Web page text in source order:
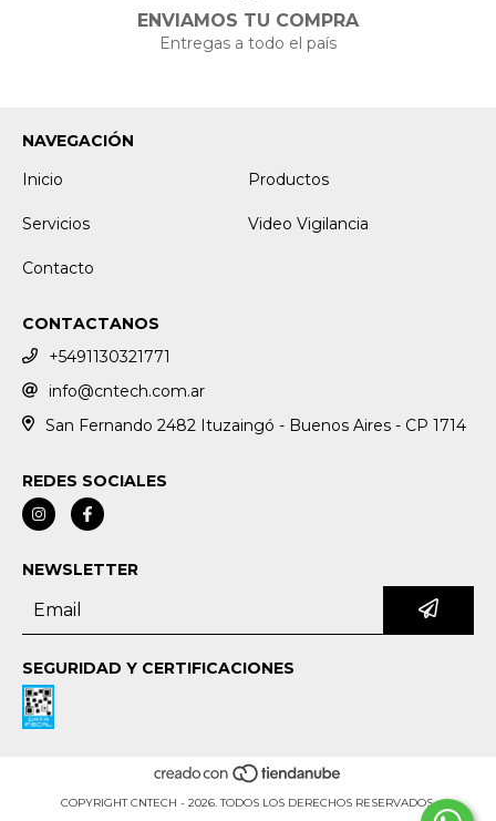
ENVIAMOS TU COMPRA
Entregas a todo el país
NAVEGACIÓN
Inicio
Productos
Servicios Video Vigilancia
Contacto
CONTACTANOS
+5491130321771
info@cntech.com.ar
San Fernando 2482 Ituzaingó - Buenos Aires - CP 1714
REDES SOCIALES
NEWSLETTER
SEGURIDAD Y CERTIFICACIONES
COPYRIGHT CNTECH - 2026. TODOS LOS DERECHOS RESERVADOS.